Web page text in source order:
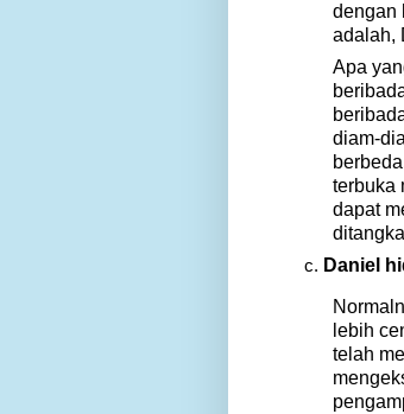
dengan
adalah,
Apa
diam-
terbuka
dapat
Daniel
lebih
telah